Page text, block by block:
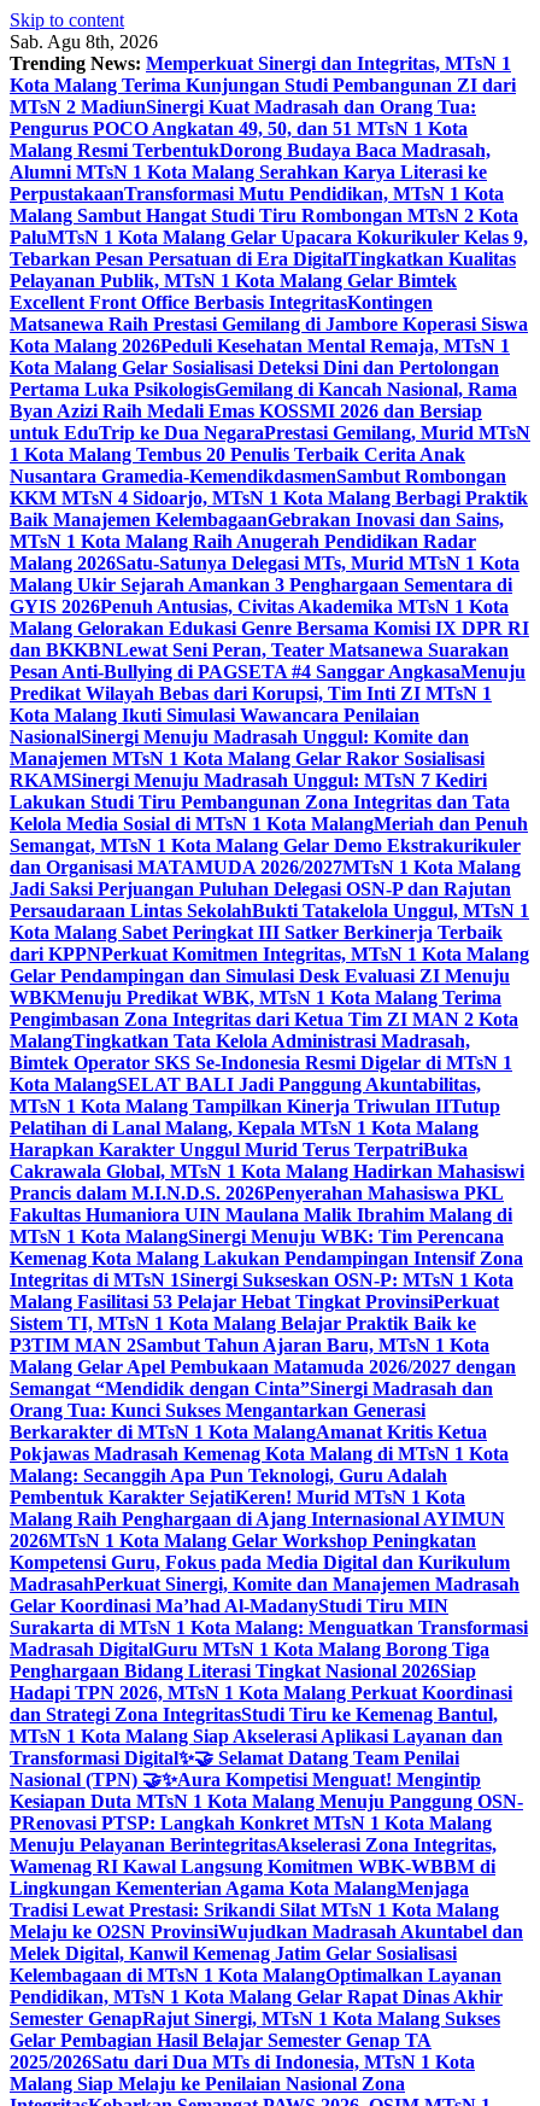
Skip to content
Sab. Agu 8th, 2026
Trending News: Memperkuat Sinergi dan Integritas, MTsN 1
Kota Malang Terima Kunjungan Studi Pembangunan ZI dari
MTsN 2 MadiunSinergi Kuat Madrasah dan Orang Tua:
Pengurus POCO Angkatan 49, 50, dan 51 MTsN 1 Kota
Malang Resmi TerbentukDorong Budaya Baca Madrasah,
Alumni MTsN 1 Kota Malang Serahkan Karya Literasi ke
PerpustakaanTransformasi Mutu Pendidikan, MTsN 1 Kota
Malang Sambut Hangat Studi Tiru Rombongan MTsN 2 Kota
PaluMTsN 1 Kota Malang Gelar Upacara Kokurikuler Kelas 9,
Tebarkan Pesan Persatuan di Era DigitalTingkatkan Kualitas
Pelayanan Publik, MTsN 1 Kota Malang Gelar Bimtek
Excellent Front Office Berbasis IntegritasKontingen
Matsanewa Raih Prestasi Gemilang di Jambore Koperasi Siswa
Kota Malang 2026Peduli Kesehatan Mental Remaja, MTsN 1
Kota Malang Gelar Sosialisasi Deteksi Dini dan Pertolongan
Pertama Luka PsikologisGemilang di Kancah Nasional, Rama
Byan Azizi Raih Medali Emas KOSSMI 2026 dan Bersiap
untuk EduTrip ke Dua NegaraPrestasi Gemilang, Murid MTsN
1 Kota Malang Tembus 20 Penulis Terbaik Cerita Anak
Nusantara Gramedia-KemendikdasmenSambut Rombongan
KKM MTsN 4 Sidoarjo, MTsN 1 Kota Malang Berbagi Praktik
Baik Manajemen KelembagaanGebrakan Inovasi dan Sains,
MTsN 1 Kota Malang Raih Anugerah Pendidikan Radar
Malang 2026Satu-Satunya Delegasi MTs, Murid MTsN 1 Kota
Malang Ukir Sejarah Amankan 3 Penghargaan Sementara di
GYIS 2026Penuh Antusias, Civitas Akademika MTsN 1 Kota
Malang Gelorakan Edukasi Genre Bersama Komisi IX DPR RI
dan BKKBNLewat Seni Peran, Teater Matsanewa Suarakan
Pesan Anti-Bullying di PAGSETA #4 Sanggar AngkasaMenuju
Predikat Wilayah Bebas dari Korupsi, Tim Inti ZI MTsN 1
Kota Malang Ikuti Simulasi Wawancara Penilaian
NasionalSinergi Menuju Madrasah Unggul: Komite dan
Manajemen MTsN 1 Kota Malang Gelar Rakor Sosialisasi
RKAMSinergi Menuju Madrasah Unggul: MTsN 7 Kediri
Lakukan Studi Tiru Pembangunan Zona Integritas dan Tata
Kelola Media Sosial di MTsN 1 Kota MalangMeriah dan Penuh
Semangat, MTsN 1 Kota Malang Gelar Demo Ekstrakurikuler
dan Organisasi MATAMUDA 2026/2027MTsN 1 Kota Malang
Jadi Saksi Perjuangan Puluhan Delegasi OSN-P dan Rajutan
Persaudaraan Lintas SekolahBukti Tatakelola Unggul, MTsN 1
Kota Malang Sabet Peringkat III Satker Berkinerja Terbaik
dari KPPNPerkuat Komitmen Integritas, MTsN 1 Kota Malang
Gelar Pendampingan dan Simulasi Desk Evaluasi ZI Menuju
WBKMenuju Predikat WBK, MTsN 1 Kota Malang Terima
Pengimbasan Zona Integritas dari Ketua Tim ZI MAN 2 Kota
MalangTingkatkan Tata Kelola Administrasi Madrasah,
Bimtek Operator SKS Se-Indonesia Resmi Digelar di MTsN 1
Kota MalangSELAT BALI Jadi Panggung Akuntabilitas,
MTsN 1 Kota Malang Tampilkan Kinerja Triwulan IITutup
Pelatihan di Lanal Malang, Kepala MTsN 1 Kota Malang
Harapkan Karakter Unggul Murid Terus TerpatriBuka
Cakrawala Global, MTsN 1 Kota Malang Hadirkan Mahasiswi
Prancis dalam M.I.N.D.S. 2026Penyerahan Mahasiswa PKL
Fakultas Humaniora UIN Maulana Malik Ibrahim Malang di
MTsN 1 Kota MalangSinergi Menuju WBK: Tim Perencana
Kemenag Kota Malang Lakukan Pendampingan Intensif Zona
Integritas di MTsN 1Sinergi Sukseskan OSN-P: MTsN 1 Kota
Malang Fasilitasi 53 Pelajar Hebat Tingkat ProvinsiPerkuat
Sistem TI, MTsN 1 Kota Malang Belajar Praktik Baik ke
P3TIM MAN 2Sambut Tahun Ajaran Baru, MTsN 1 Kota
Malang Gelar Apel Pembukaan Matamuda 2026/2027 dengan
Semangat “Mendidik dengan Cinta”Sinergi Madrasah dan
Orang Tua: Kunci Sukses Mengantarkan Generasi
Berkarakter di MTsN 1 Kota MalangAmanat Kritis Ketua
Pokjawas Madrasah Kemenag Kota Malang di MTsN 1 Kota
Malang: Secanggih Apa Pun Teknologi, Guru Adalah
Pembentuk Karakter SejatiKeren! Murid MTsN 1 Kota
Malang Raih Penghargaan di Ajang Internasional AYIMUN
2026MTsN 1 Kota Malang Gelar Workshop Peningkatan
Kompetensi Guru, Fokus pada Media Digital dan Kurikulum
MadrasahPerkuat Sinergi, Komite dan Manajemen Madrasah
Gelar Koordinasi Ma’had Al-MadanyStudi Tiru MIN
Surakarta di MTsN 1 Kota Malang: Menguatkan Transformasi
Madrasah DigitalGuru MTsN 1 Kota Malang Borong Tiga
Penghargaan Bidang Literasi Tingkat Nasional 2026Siap
Hadapi TPN 2026, MTsN 1 Kota Malang Perkuat Koordinasi
dan Strategi Zona IntegritasStudi Tiru ke Kemenag Bantul,
MTsN 1 Kota Malang Siap Akselerasi Aplikasi Layanan dan
Transformasi Digital✨🤝 Selamat Datang Team Penilai
Nasional (TPN) 🤝✨Aura Kompetisi Menguat! Mengintip
Kesiapan Duta MTsN 1 Kota Malang Menuju Panggung OSN-
PRenovasi PTSP: Langkah Konkret MTsN 1 Kota Malang
Menuju Pelayanan BerintegritasAkselerasi Zona Integritas,
Wamenag RI Kawal Langsung Komitmen WBK-WBBM di
Lingkungan Kementerian Agama Kota MalangMenjaga
Tradisi Lewat Prestasi: Srikandi Silat MTsN 1 Kota Malang
Melaju ke O2SN ProvinsiWujudkan Madrasah Akuntabel dan
Melek Digital, Kanwil Kemenag Jatim Gelar Sosialisasi
Kelembagaan di MTsN 1 Kota MalangOptimalkan Layanan
Pendidikan, MTsN 1 Kota Malang Gelar Rapat Dinas Akhir
Semester GenapRajut Sinergi, MTsN 1 Kota Malang Sukses
Gelar Pembagian Hasil Belajar Semester Genap TA
2025/2026Satu dari Dua MTs di Indonesia, MTsN 1 Kota
Malang Siap Melaju ke Penilaian Nasional Zona